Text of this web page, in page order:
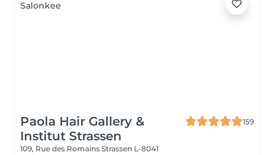
Paola Hair Gallery &
Institut Strassen
159
109, Rue des Romains Strassen L-8041